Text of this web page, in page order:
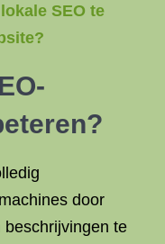
SEO te
door
beschrijvingen te